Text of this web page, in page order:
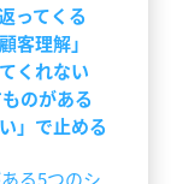
ってくる
客理解」
くれない
のがある
」で止める
る5つのシ